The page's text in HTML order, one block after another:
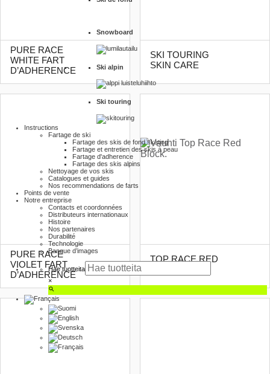
Snowboard
Ski alpin
Ski touring
Instructions
Fartage de ski
Fartage des skis de fond skating
Fartage et entretien des skis à peau
Fartage d'adherence
Fartage des skis alpins
Nettoyage de vos skis
Catalogues et guides
Nos recommendations de farts
Points de vente
Notre entreprise
Contacts et coordonnées
Distributeurs internationaux
Histoire
Nos partenaires
Durabilité
Technologie
Banque d’images
Hae tuotteita
×
PURE RACE
WHITE FART
D’ADHERENCE
SKI TOURING
SKIN CARE
PURE RACE
VIOLET FART
D’ADHERENCE
TOP RACE RED